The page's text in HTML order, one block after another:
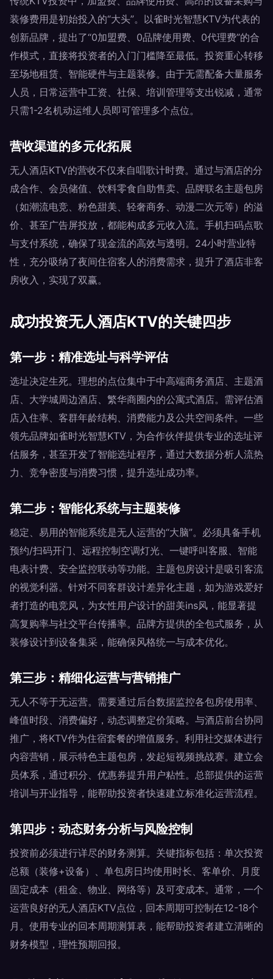
装修费用是初始投入的“大头”。以雀时光智慧KTV为代表的
创新品牌，提出了“0加盟费、0品牌使用费、0代理费”的合
作模式，直接将投资者的入门门槛降至最低。投资重心转移
至场地租赁、智能硬件与主题装修。由于无需配备大量服务
人员，日常运营中工资、社保、培训管理等支出锐减，通常
只需1-2名机动运维人员即可管理多个点位。
营收渠道的多元化拓展
无人酒店KTV的营收不仅来自唱歌计时费。通过与酒店的分
成合作、会员储值、饮料零食自助售卖、品牌联名主题包房
（如潮流电竞、粉色甜美、轻奢商务、动漫二次元等）的溢
价、甚至广告屏投放，都能构成多元收入流。手机扫码点歌
与支付系统，确保了现金流的高效与透明。24小时营业特
性，充分吸纳了夜间住宿客人的消费需求，提升了酒店非客
房收入，实现了双赢。
成功投资无人酒店KTV的关键四步
第一步：精准选址与科学评估
选址决定生死。理想的点位集中于中高端商务酒店、主题酒
店、大学城周边酒店、繁华商圈内的公寓式酒店。需评估酒
店入住率、客群年龄结构、消费能力及公共空间条件。一些
领先品牌如雀时光智慧KTV，为合作伙伴提供专业的选址评
估服务，甚至开发了智能选址程序，通过大数据分析人流热
力、竞争密度与消费习惯，提升选址成功率。
第二步：智能化系统与主题装修
稳定、易用的智能系统是无人运营的“大脑”。必须具备手机
预约/扫码开门、远程控制空调灯光、一键呼叫客服、智能
电表计费、安全监控联动等功能。主题包房设计是吸引客流
的视觉利器。针对不同客群设计差异化主题，如为游戏爱好
者打造的电竞风，为女性用户设计的甜美ins风，能显著提
高复购率与社交平台传播率。品牌方提供的全包式服务，从
装修设计到设备集采，能确保风格统一与成本优化。
第三步：精细化运营与营销推广
无人不等于无运营。需要通过后台数据监控各包房使用率、
峰值时段、消费偏好，动态调整定价策略。与酒店前台协同
推广，将KTV作为住宿套餐的增值服务。利用社交媒体进行
内容营销，展示特色主题包房，发起短视频挑战赛。建立会
员体系，通过积分、优惠券提升用户粘性。总部提供的运营
培训与开业指导，能帮助投资者快速建立标准化运营流程。
第四步：动态财务分析与风险控制
投资前必须进行详尽的财务测算。关键指标包括：单次投资
总额（装修+设备）、单包房日均使用时长、客单价、月度
固定成本（租金、物业、网络等）及可变成本。通常，一个
运营良好的无人酒店KTV点位，回本周期可控制在12-18个
月。使用专业的回本周期测算表，能帮助投资者建立清晰的
财务模型，理性预期回报。